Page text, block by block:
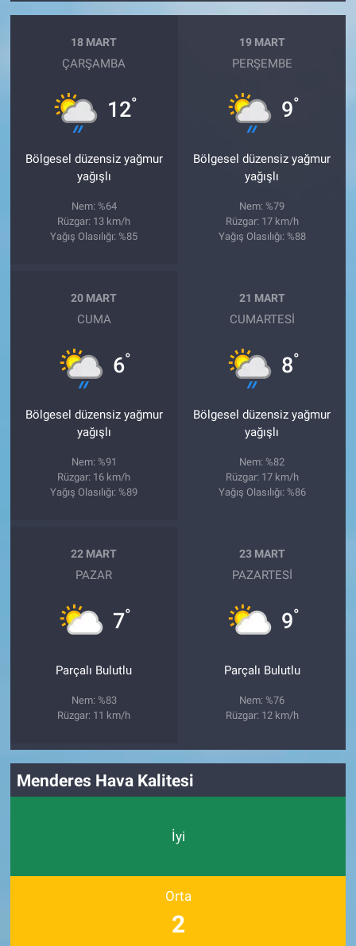
18 MART
ÇARŞAMBA
12°
Bölgesel düzensiz yağmur
yağışlı
Nem: %64
Rüzgar: 13 km/h
Yağış Olasılığı: %85
19 MART
PERŞEMBE
9°
Bölgesel düzensiz yağmur
yağışlı
Nem: %79
Rüzgar: 17 km/h
Yağış Olasılığı: %88
20 MART
CUMA
6°
Bölgesel düzensiz yağmur
yağışlı
Nem: %91
Rüzgar: 16 km/h
Yağış Olasılığı: %89
21 MART
CUMARTESI
8°
Bölgesel düzensiz yağmur
yağışlı
Nem: %82
Rüzgar: 17 km/h
Yağış Olasılığı: %86
22 MART
PAZAR
7°
Parçalı Bulutlu
Nem: %83
Rüzgar: 11 km/h
23 MART
PAZARTESI
9°
Parçalı Bulutlu
Nem: %76
Rüzgar: 12 km/h
Menderes Hava Kalitesi
İyi
Orta
2